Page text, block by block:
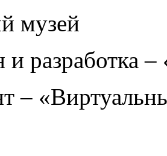
музей
разработка
–